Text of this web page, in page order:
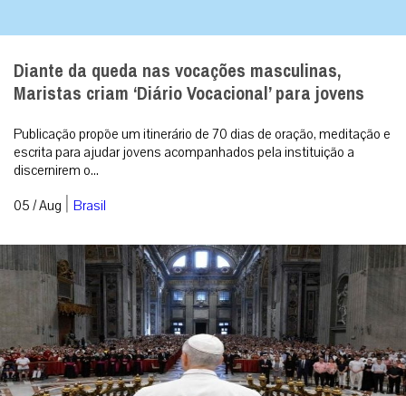
Diante da queda nas vocações masculinas,
Maristas criam ‘Diário Vocacional’ para jovens
Publicação propõe um itinerário de 70 dias de oração, meditação e
escrita para ajudar jovens acompanhados pela instituição a
discernirem o...
05 / Aug | Brasil